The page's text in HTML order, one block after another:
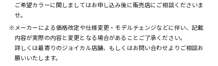
ご希望カラーに関しましてはお申し込み後に販売店にご相談くださいま
せ。
※メーカーによる価格改定や仕様変更・モデルチェンジなどに伴い、記載
内容が実際の内容と変更となる場合があることご了承ください。
詳しくは最寄りのジョイカル店舗、もしくはお問い合わせよりご相談お
願いいたします。